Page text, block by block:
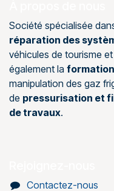
Société spécialisée
réparation des
véhicules de tourisme
également la
manipulation des gaz
de pressurisation et
de travaux.
Contactez-nous